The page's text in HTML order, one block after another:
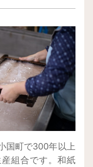
国町で300年以上
組合です。和紙